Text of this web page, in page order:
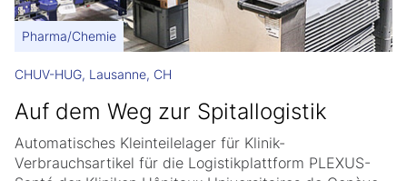
Pharma/Chemie
CHUV-HUG, Lausanne, CH
Auf dem Weg zur Spitallogistik
Automatisches Kleinteilelager für Klinik-
Verbrauchsartikel für die Logistikplattform PLEXUS-